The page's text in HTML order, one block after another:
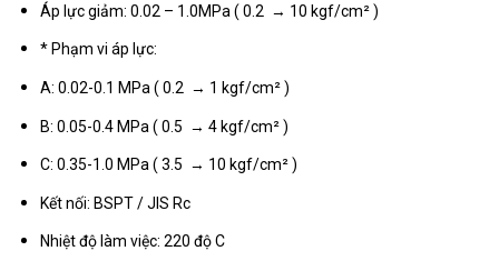
Áp lực giảm: 0.02 – 1.0MPa ( 0.2 → 10 kgf/cm² )
* Phạm vi áp lực:
A: 0.02-0.1 MPa ( 0.2 → 1 kgf/cm² )
B: 0.05-0.4 MPa ( 0.5 → 4 kgf/cm² )
C: 0.35-1.0 MPa ( 3.5 → 10 kgf/cm² )
Kết nối: BSPT / JIS Rc
Nhiệt độ làm việc: 220 độ C